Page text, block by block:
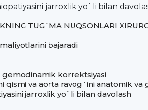
jarroxlik yo`li bilan
TUG`MA NUQSONLARI
bajaradi
korrektsiyasi
qismi va aorta ravog`ini anatomik
jarroxlik yo`li bilan davolash